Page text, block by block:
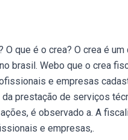
que é o crea? O crea é
brasil. Webo que o crea
e empresas
prestação de serviços
é observado a. A
e empresas,.